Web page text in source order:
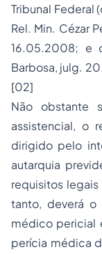
Tribunal Federal
Rel. Min. Cézar
16.05.2008; e
Barbosa, julg.
[02]
Não obstante
assistencial, o
dirigido pelo
autarquia
requisitos
tanto, deverá o
médico pericial
perícia médica